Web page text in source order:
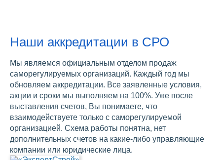
Наши аккредитации в СРО
Мы являемся официальным отделом продаж
саморегулируемых организаций. Каждый год мы
обновляем аккредитации. Все заявленные условия,
акции и сроки мы выполняем на 100%. Уже после
выставления счетов, Вы понимаете, что
взаимодействуете только с саморегулируемой
организацией. Схема работы понятна, нет
дополнительных счетов на какие-либо управляющие
компании или юридические лица.